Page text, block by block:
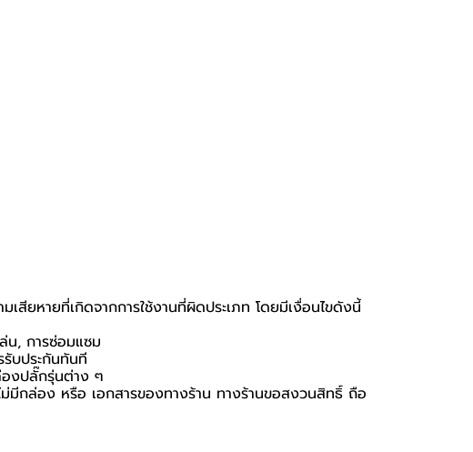
สียหายที่เกิดจากการใช้งานที่ผิดประเภท โดยมีเงื่อนไขดังนี้
น, การซ่อมแซม
บประกันทันที
งปลั๊กรุ่นต่าง ๆ
มีกล่อง หรือ เอกสารของทางร้าน ทางร้านขอสงวนสิทธิ์ ถือ